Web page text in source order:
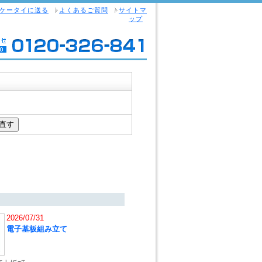
ケータイに送る よくあるご質問
サイトマ
ップ
2026/07/31
電子基板組み立て